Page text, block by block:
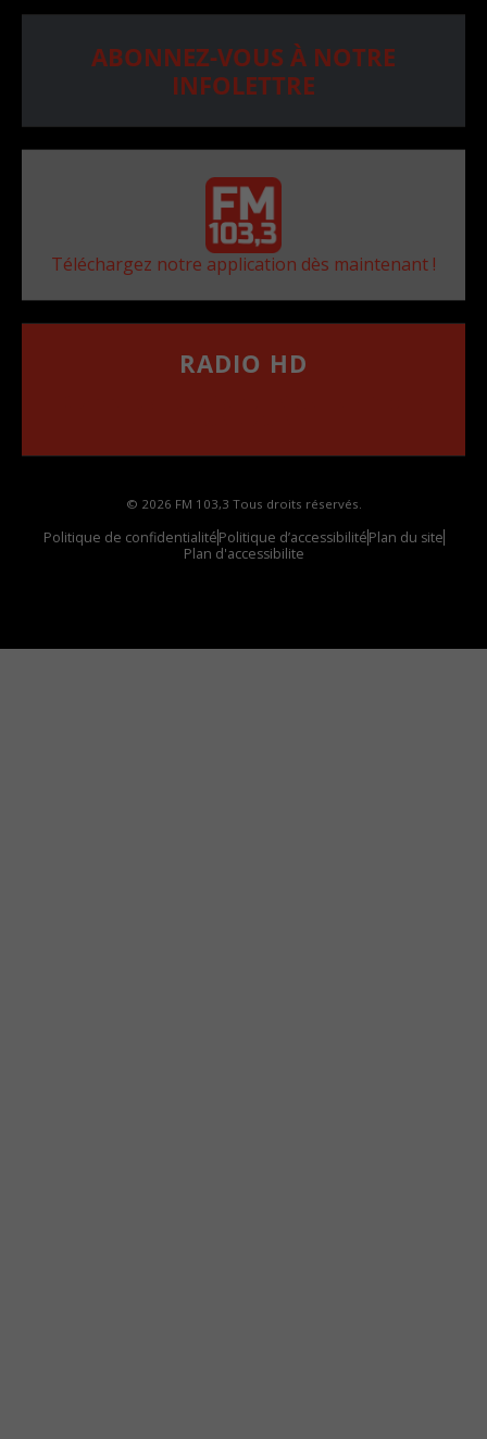
ABONNEZ-VOUS À NOTRE
INFOLETTRE
Téléchargez notre application dès maintenant !
RADIO HD
© 2026 FM 103,3 Tous droits réservés.
Politique de confidentialitéPolitique d’accessibilitéPlan du site
Plan d'accessibilite